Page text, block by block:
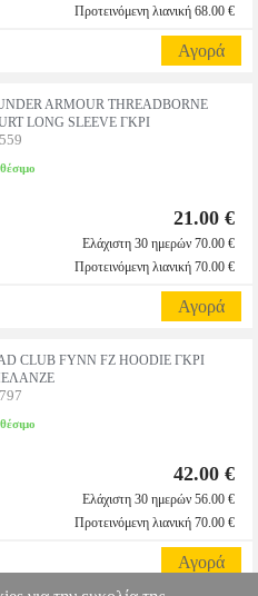
Προτεινόμενη λιανική 68.00 €
Αγορά
ARMOUR THREADBORNE
LONG SLEEVE ΓΚΡΙ
21.00 €
Ελάχιστη 30 ημερών 70.00 €
Προτεινόμενη λιανική 70.00 €
Αγορά
CLUB FYNN FZ HOODIE ΓΚΡΙ
42.00 €
Ελάχιστη 30 ημερών 56.00 €
Προτεινόμενη λιανική 70.00 €
Αγορά